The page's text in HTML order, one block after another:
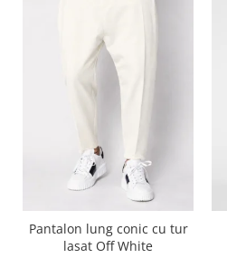
Pantalon lung conic cu tur
lasat Off White